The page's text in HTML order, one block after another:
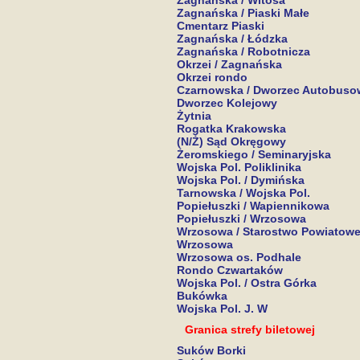
Zagnańska / Piaski Małe
Cmentarz Piaski
Zagnańska / Łódzka
Zagnańska / Robotnicza
Okrzei / Zagnańska
Okrzei rondo
Czarnowska / Dworzec
Dworzec Kolejowy
Żytnia
Rogatka Krakowska
(N/Ż) Sąd Okręgowy
Żeromskiego / Seminaryjska
Wojska Pol. Poliklinika
Wojska Pol. / Dymińska
Tarnowska / Wojska Pol.
Popiełuszki / Wapiennikowa
Popiełuszki / Wrzosowa
Wrzosowa / Starostwo Powiatowe
Wrzosowa
Wrzosowa os. Podhale
Rondo Czwartaków
Wojska Pol. / Ostra Górka
Bukówka
Wojska Pol. J. W
Granica strefy biletowej
Suków Borki